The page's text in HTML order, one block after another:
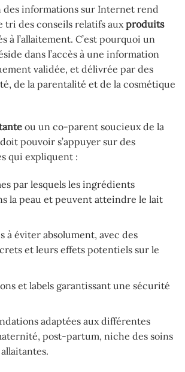
informations sur Internet rend
tri des conseils relatifs aux produits
à l’allaitement. C’est pourquoi un
dans l’accès à une information
validée, et délivrée par des
de la parentalité et de la cosmétique
ou un co-parent soucieux de la
doit pouvoir s’appuyer sur des
qui expliquent :
par lesquels les ingrédients
la peau et peuvent atteindre le lait
à éviter absolument, avec des
et leurs effets potentiels sur le
et labels garantissant une sécurité
adaptées aux différentes
post-partum, niche des soins